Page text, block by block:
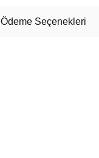
Ödeme Seçenekleri